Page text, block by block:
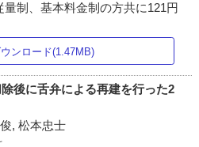
制、基本料金制の方共に121円
ンロード(1.47MB)
後に舌弁による再建を行った2
, 松本忠士